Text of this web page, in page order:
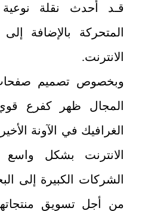
قـد أحدث نقلة
المتحركة بالإضافة
الانترنت.
وبخصوص تصميم صفحات
المجال ظهر كفرع
الغرافيك في الآونة
الانترنت بشكل
الشركات الكبيرة إلى
من أجل تسويق